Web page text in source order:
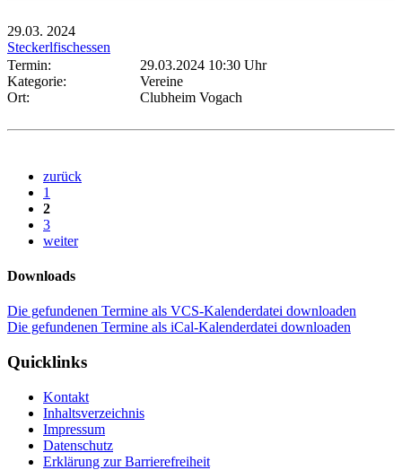
29.03. 2024
Steckerlfischessen
Termin:
29.03.2024 10:30 Uhr
Kategorie:
Vereine
Ort:
Clubheim Vogach
zurück
1
2
3
weiter
Downloads
Die gefundenen Termine als VCS-Kalenderdatei downloaden
Die gefundenen Termine als iCal-Kalenderdatei downloaden
Quicklinks
Kontakt
Inhaltsverzeichnis
Impressum
Datenschutz
Erklärung zur Barrierefreiheit